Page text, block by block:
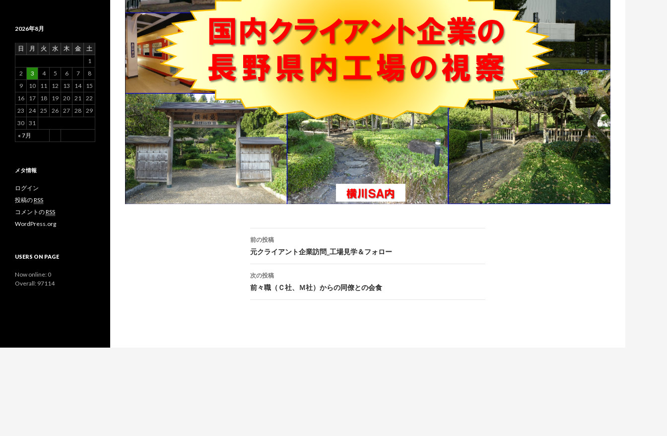
投稿ナビゲーション
前の投稿
元クライアント企業訪問_工場見学＆フォロー
次の投稿
前々職（Ｃ社、Ｍ社）からの同僚との会食
2026年8月
日 月 火 水 木 金 土
« 7月
1
2
3 4 5 6 7
8
9
10 11 12 13 14
15
16
17 18 19 20 21 22
23
24 25 26 27 28 29
30 31
メタ情報
ログイン
投稿のRSS
コメントのRSS
WordPress.org
USERS ON PAGE
Now online: 0
Overall: 97114